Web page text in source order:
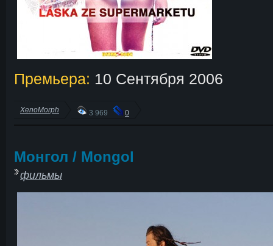
Премьера: 10 Сентября 2006
XenoMorph 3 969 0
Монгол / Mongol
фильмы